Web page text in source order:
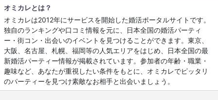
オミカレとは？
オミカレは2012年にサービスを開始した婚活ポータルサイトです。
独自のランキングや口コミ情報を元に、日本全国の婚活パーティ
ー・街コン・出会いのイベントを見つけることができます。東京、
大阪、名古屋、札幌、福岡等の人気エリアをはじめ、日本全国の最
新婚活パーティー情報が掲載されています。参加者の年齢・職業・
趣味など、あなたが重視したい条件をもとに、オミカレでピッタリ
のパーティーを見つけ素敵なお相手と出会いましょう。